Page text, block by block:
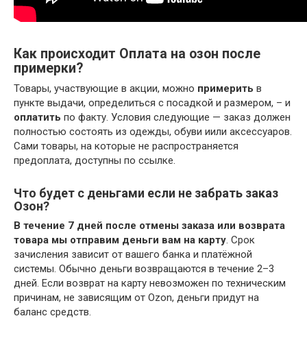
Как происходит Оплата на озон после
примерки?
Товары, участвующие в акции, можно примерить в
пункте выдачи, определиться с посадкой и размером, – и
оплатить по факту. Условия следующие — заказ должен
полностью состоять из одежды, обуви иили аксессуаров.
Сами товары, на которые не распространяется
предоплата, доступны по ссылке.
Что будет с деньгами если не забрать заказ
Озон?
В течение 7 дней после отмены заказа или возврата
товара мы отправим деньги вам на карту. Срок
зачисления зависит от вашего банка и платёжной
системы. Обычно деньги возвращаются в течение 2–3
дней. Если возврат на карту невозможен по техническим
причинам, не зависящим от Ozon, деньги придут на
баланс средств.